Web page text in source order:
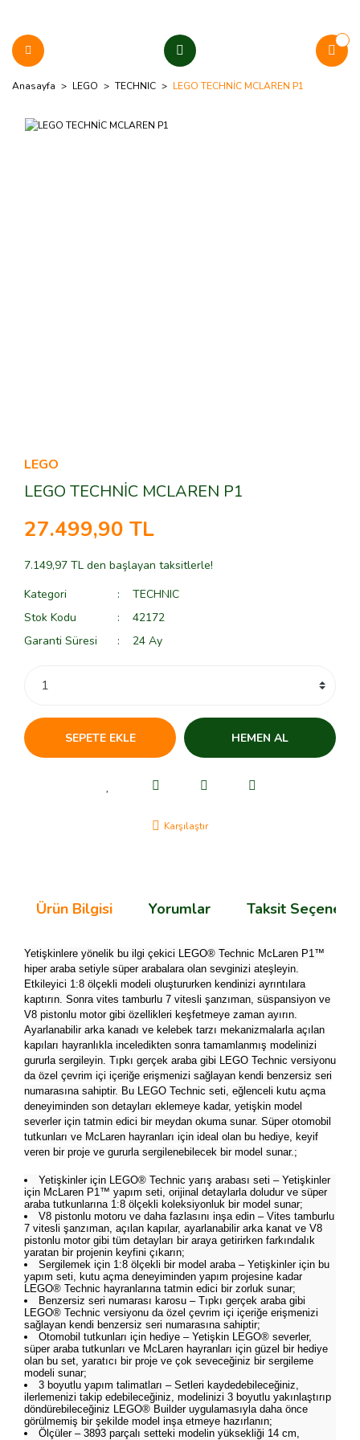
Anasayfa LEGO TECHNIC LEGO TECHNİC MCLAREN P1
LEGO
LEGO TECHNİC MCLAREN P1
27.499,90 TL
7.149,97 TL den başlayan taksitlerle!
Kategori
TECHNIC
Stok Kodu
42172
Garanti Süresi
24 Ay
SEPETE EKLE HEMEN AL
Karşılaştır
Ürün Bilgisi Yorumlar Taksit
Yetişkinlere yönelik bu ilgi çekici LEGO® Technic McLaren P1™
hiper araba setiyle süper arabalara olan sevginizi ateşleyin.
Etkileyici 1:8 ölçekli modeli oluştururken kendinizi ayrıntılara
kaptırın. Sonra vites tamburlu 7 vitesli şanzıman, süspansiyon ve
V8 pistonlu motor gibi özellikleri keşfetmeye zaman ayırın.
Ayarlanabilir arka kanadı ve kelebek tarzı mekanizmalarla açılan
kapıları hayranlıkla inceledikten sonra tamamlanmış modelinizi
gururla sergileyin. Tıpkı gerçek araba gibi LEGO Technic versiyonu
da özel çevrim içi içeriğe erişmenizi sağlayan kendi benzersiz seri
numarasına sahiptir. Bu LEGO Technic seti, eğlenceli kutu açma
deneyiminden son detayları eklemeye kadar, yetişkin model
severler için tatmin edici bir meydan okuma sunar. Süper otomobil
tutkunları ve McLaren hayranları için ideal olan bu hediye, keyif
veren bir proje ve gururla sergilenebilecek bir model sunar.;
Yetişkinler için LEGO® Technic yarış arabası seti – Yetişkinler
için McLaren P1™ yapım seti, orijinal detaylarla doludur ve süper
araba tutkunlarına 1:8 ölçekli koleksiyonluk bir model sunar;
V8 pistonlu motoru ve daha fazlasını inşa edin – Vites tamburlu
7 vitesli şanzıman, açılan kapılar, ayarlanabilir arka kanat ve V8
pistonlu motor gibi tüm detayları bir araya getirirken farkındalık
yaratan bir projenin keyfini çıkarın;
Sergilemek için 1:8 ölçekli bir model araba – Yetişkinler için bu
yapım seti, kutu açma deneyiminden yapım projesine kadar
LEGO® Technic hayranlarına tatmin edici bir zorluk sunar;
Benzersiz seri numarası karosu – Tıpkı gerçek araba gibi
LEGO® Technic versiyonu da özel çevrim içi içeriğe erişmenizi
sağlayan kendi benzersiz seri numarasına sahiptir;
Otomobil tutkunları için hediye – Yetişkin LEGO® severler,
süper araba tutkunları ve McLaren hayranları için güzel bir hediye
olan bu set, yaratıcı bir proje ve çok seveceğiniz bir sergileme
modeli sunar;
3 boyutlu yapım talimatları – Setleri kaydedebileceğiniz,
ilerlemenizi takip edebileceğiniz, modelinizi 3 boyutlu yakınlaştırıp
döndürebileceğiniz LEGO® Builder uygulamasıyla daha önce
görülmemiş bir şekilde model inşa etmeye hazırlanın;
Ölçüler – 3893 parçalı setteki modelin yüksekliği 14 cm,